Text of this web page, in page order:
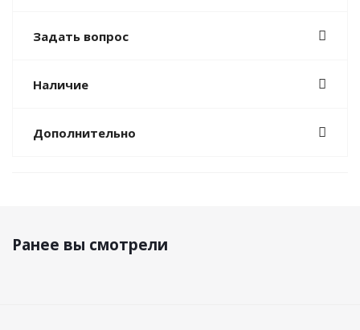
Задать вопрос
Наличие
Дополнительно
Ранее вы смотрели